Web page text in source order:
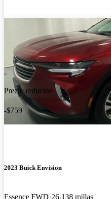
Precio reducido
-$759
2023 Buick Envision
Essence FWD 26,138 millas